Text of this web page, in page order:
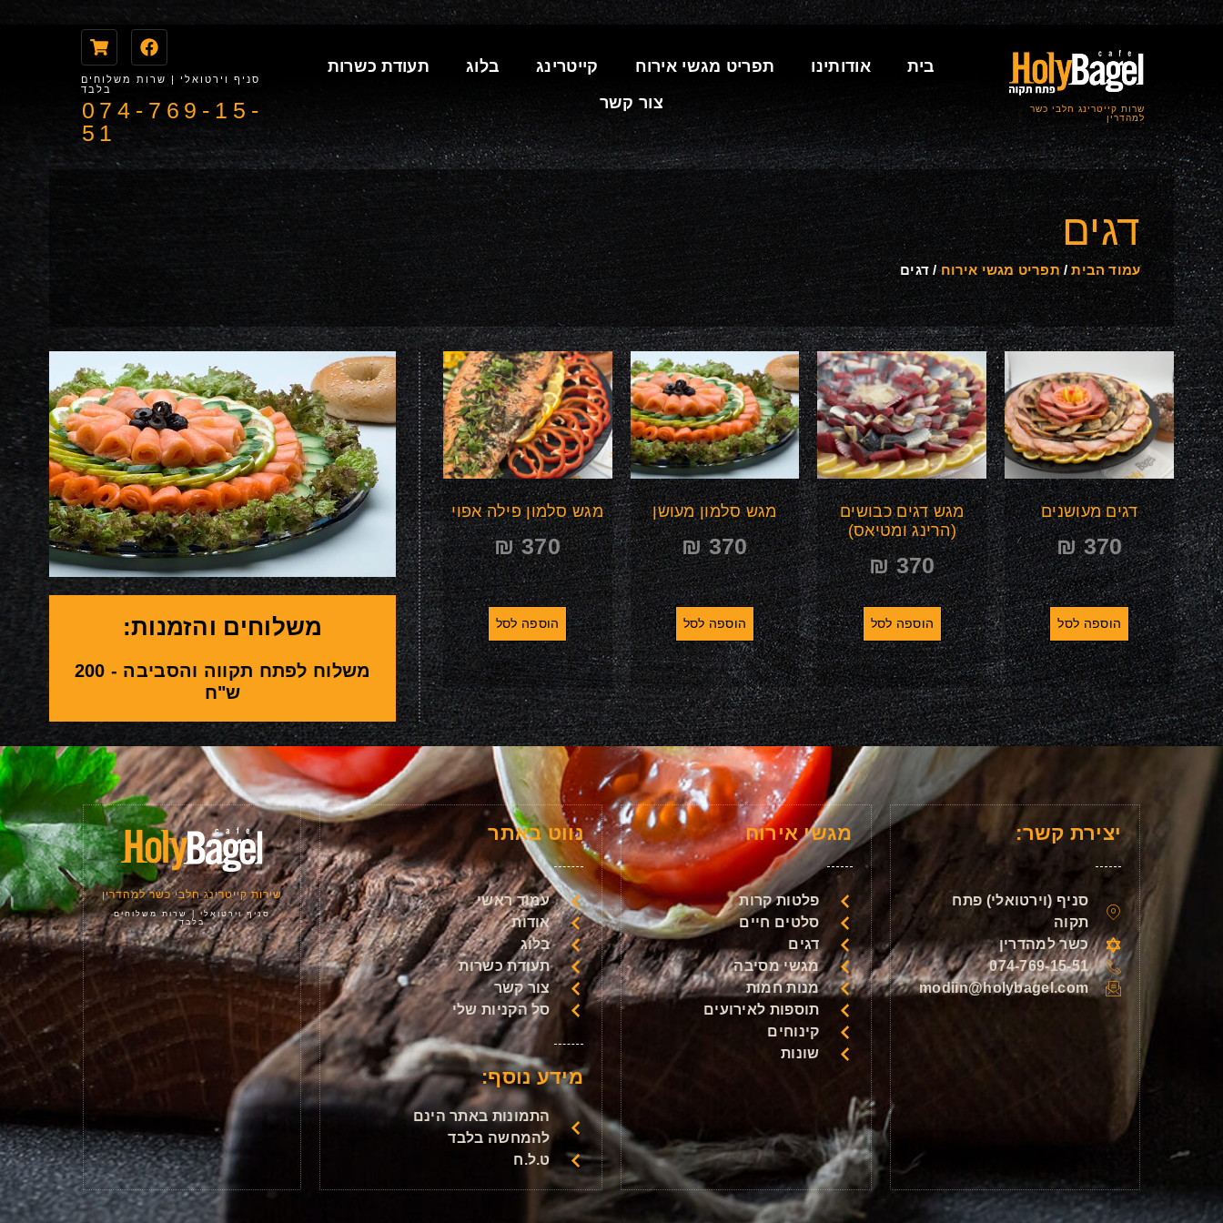
שרות קייטרינג חלבי כשר
למהדרין
בית אודותינו תפריט מגשי אירוח קייטרינג בלוג
תעודת כשרות
צור קשר
סניף וירטואלי | שרות משלוחים
בלבד
074-769-15-
51
דגים
עמוד הבית/תפריט מגשי אירוח/ דגים
דגים מעושנים
₪370
הוספה לסל
מגש דגים כבושים
(הרינג ומטיאס)
₪370
הוספה לסל
מגש סלמון מעושן
₪370
הוספה לסל
מגש סלמון פילה אפוי
₪370
הוספה לסל משלוחים והזמנות:
משלוח לפתח תקווה והסביבה - 200
ש"ח
יצירת קשר:
סניף (וירטואלי) פתח
תקוה
כשר למהדרין
074-769-15-51
modiin@holybagel.com
מגשי אירוח
פלטות קרות
סלטים חיים
דגים
מגשי מסיבה
מנות חמות
תוספות לאירועים
קינוחים
שונות
נווט באתר
עמוד ראשי
אודות
בלוג
תעודת כשרות
צור קשר
סל הקניות שלי
מידע נוסף:
התמונות באתר הינם
להמחשה בלבד
ט.ל.ח
שירות קייטרינג חלבי כשר למהדרין
סניף וירטואלי | שרות משלוחים
בלבד